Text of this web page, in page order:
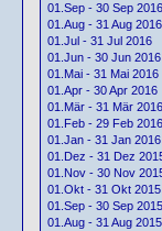
01.Sep - 30 Sep 2016
01.Aug - 31 Aug 2016
01.Jul - 31 Jul 2016
01.Jun - 30 Jun 2016
01.Mai - 31 Mai 2016
01.Apr - 30 Apr 2016
01.Mär - 31 Mär 2016
01.Feb - 29 Feb 2016
01.Jan - 31 Jan 2016
01.Dez - 31 Dez
01.Nov - 30 Nov
01.Okt - 31 Okt 2015
01.Sep - 30 Sep 2015
01.Aug - 31 Aug 2015